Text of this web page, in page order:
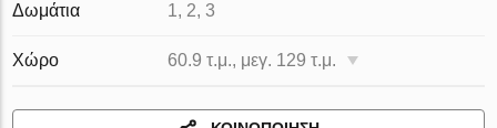
Δωμάτια 1, 2, 3
Χώρο 60.9 τ.μ., μεγ. 129 τ.μ.